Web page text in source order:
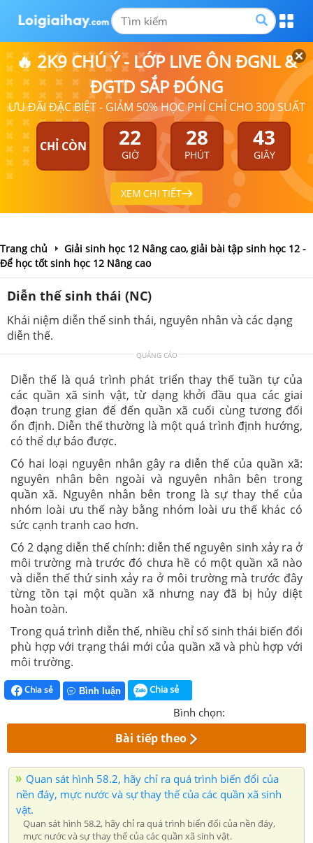
🔥 2K9 CHÚ Ý - LỚP LIVE ÔN ĐGNL &
ĐGTD SẮP ĐÓNG
ƯU ĐÃI ĐẶC BIỆT - GIẢM 50% HỌC PHÍ CHỈ CHO 300 SUẤT
CHỈ CÒN 22
GIỜ
28
PHÚT
43
GIÂY
XEM CHI TIẾT
Trang chủ
Giải sinh học 12 Nâng cao, giải bài tập sinh học 12 -
Để học tốt sinh học 12 Nâng cao
Diễn thế sinh thái (NC)
Khái niệm diễn thế sinh thái, nguyên nhân và các dạng
diễn thế.
QUẢNG CÁO
Diễn thế là quá trình phát triển thay thế tuần tự của
các quần xã sinh vật, từ dạng khởi đầu qua các giai
đoạn trung gian để đến quần xã cuối cùng tương đối
ổn định. Diễn thế thường là một quá trình định hướng,
có thể dự báo được.
Có hai loại nguyên nhân gây ra diễn thế của quần xã:
nguyên nhân bên ngoài và nguyên nhân bên trong
quần xã. Nguyên nhân bên trong là sự thay thế của
nhóm loài ưu thế này bằng nhóm loài ưu thế khác có
sức cạnh tranh cao hơn.
Có 2 dạng diễn thế chính: diễn thế nguyên sinh xảy ra ở
môi trường mà trước đó chưa hề có một quần xã nào
và diễn thế thứ sinh xảy ra ở môi trường mà trước đây
từng tồn tại một quần xã nhưng nay đã bị hủy diệt
hoàn toàn.
Trong quá trình diễn thế, nhiều chỉ số sinh thái biến đổi
phù hợp với trạng thái mới của quần xã và phù hợp với
môi trường.
Chia sẻ Bình luận Chia sẻ
Bình chọn:
Bài tiếp theo
Quan sát hình 58.2, hãy chỉ ra quá trình biến đổi của
nền đáy, mực nước và sự thay thế của các quần xã sinh
vật.
Quan sát hình 58.2, hãy chỉ ra quá trình biến đổi của nền đáy,
mực nước và sự thay thế của các quần xã sinh vật.